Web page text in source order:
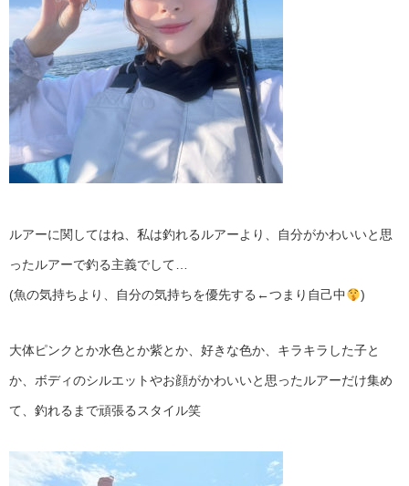
ルアーに関してはね、私は釣れるルアーより、自分がかわいいと思
ったルアーで釣る主義でして…
(魚の気持ちより、自分の気持ちを優先する←つまり自己中 )
大体ピンクとか水色とか紫とか、好きな色か、キラキラした子と
か、ボディのシルエットやお顔がかわいいと思ったルアーだけ集め
て、釣れるまで頑張るスタイル笑